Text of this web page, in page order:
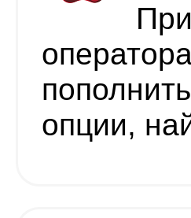
опции,